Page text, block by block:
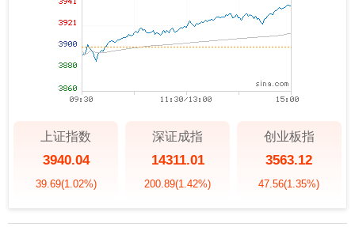
上证指数
3940.04
39.69(1.02%)
深证成指
14311.01
200.89(1.42%)
创业板指
3563.12
47.56(1.35%)